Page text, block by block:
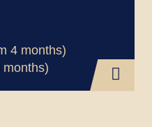
4 months)